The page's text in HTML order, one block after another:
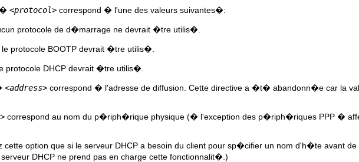
<protocol> correspond � l'une des valeurs suivantes�:
protocole de d�marrage ne devrait �tre utilis�.
protocole BOOTP devrait �tre utilis�.
protocole DHCP devrait �tre utilis�.
<address> correspond � l'adresse de diffusion. Cette directive a �t� abandonn�e car la
correspond au nom du p�riph�rique physique (� l'exception des p�riph�riques PPP �
option que si le serveur DHCP a besoin du client pour sp�cifier un nom d'h�te avant de
DHCP ne prend pas en charge cette fonctionnalit�.)